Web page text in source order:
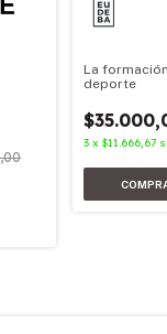
La
deporte
3 x $11.666,67